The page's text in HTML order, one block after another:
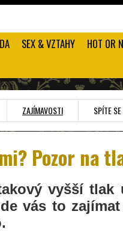
SEX & VZTAHY
HOT OR
ZAJÍMAVOSTI SPÍTE
Pozor na
vyšší
vás to